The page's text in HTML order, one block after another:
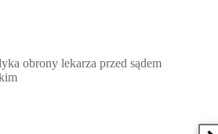
lekarza przed sądem lekarskim,
obrony lekarza przed sądem